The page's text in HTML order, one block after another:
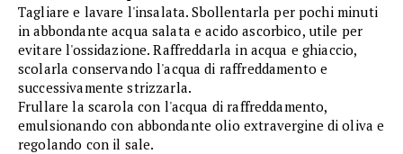
Tagliare e lavare l'insalata. Sbollentarla per pochi minuti
in abbondante acqua salata e acido ascorbico, utile per
evitare l'ossidazione. Raffreddarla in acqua e ghiaccio,
scolarla conservando l'acqua di raffreddamento e
successivamente strizzarla.
Frullare la scarola con l'acqua di raffreddamento,
emulsionando con abbondante olio extravergine di oliva e
regolando con il sale.